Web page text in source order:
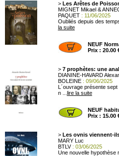
> Les Arêtes de
MIGNET Mikael &
PAQUET: 11/06/2025
Oubliés depuis des
la suite
NEUF
Prix : 20.00
> 7 prophètes: une
DIANINE-HAVARD
BOLEINE: 09/06/2025
L´ouvrage présente
n ... lire la suite
NEUF
Prix : 15.00
> Les ovnis viennent-
MARY Luc
BTLV: 03/06/2025
Une nouvelle hypothèse